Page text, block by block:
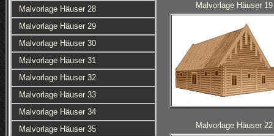
Malvorlage Häuser 28
Malvorlage Häuser 29
Malvorlage Häuser 30
Malvorlage Häuser 31
Malvorlage Häuser 32
Malvorlage Häuser 33
Malvorlage Häuser 34
Malvorlage Häuser 35
Malvorlage Häuser 19
Malvorlage Häuser 22